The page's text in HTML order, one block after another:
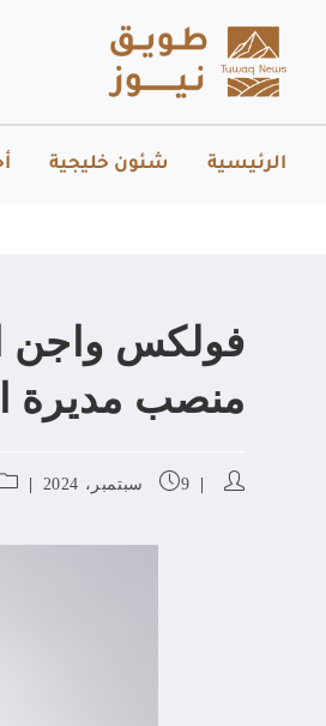
الرئيسية شئون خليجية
فولكس واجن
منصب مديرة
9 سبتمبر، 2024